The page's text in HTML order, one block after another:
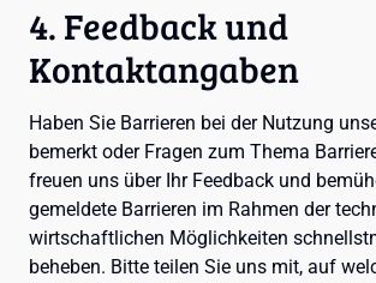
4. Feedback und
Kontaktangaben
Haben Sie Barrieren bei der Nutzung
bemerkt oder Fragen zum Thema
freuen uns über Ihr Feedback und
gemeldete Barrieren im Rahmen der
wirtschaftlichen Möglichkeiten
beheben. Bitte teilen Sie uns mit, auf